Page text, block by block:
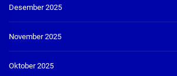
Desember 2025
November 2025
Oktober 2025